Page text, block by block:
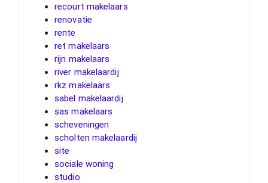
recourt makelaars
renovatie
rente
ret makelaars
rijn makelaars
river makelaardij
rkz makelaars
sabel makelaardij
sas makelaars
scheveningen
scholten makelaardij
site
sociale woning
studio